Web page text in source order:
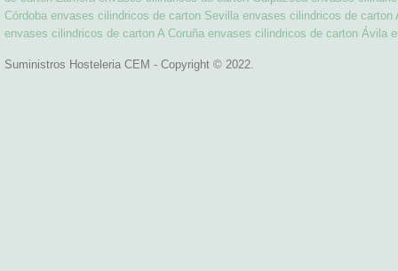
Córdoba envases cilindricos de carton Sevilla envases cilindricos de carton
envases cilindricos de carton A Coruña envases cilindricos de carton Ávila
Suministros Hosteleria CEM - Copyright © 2022.